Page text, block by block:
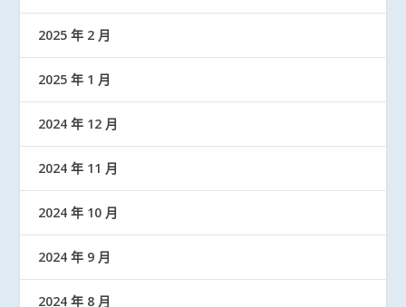
2025 年 2 月
2025 年 1 月
2024 年 12 月
2024 年 11 月
2024 年 10 月
2024 年 9 月
2024 年 8 月